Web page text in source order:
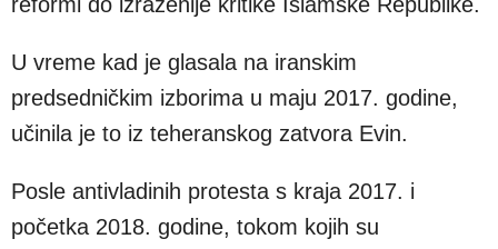
U vreme kad je glasala na iranskim
predsedničkim izborima u maju 2017. godine,
učinila je to iz teheranskog zatvora Evin.
Posle antivladinih protesta s kraja 2017. i
početka 2018. godine, tokom kojih su